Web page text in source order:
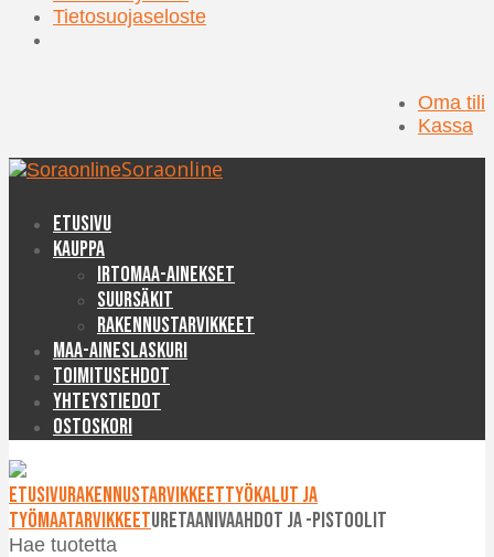
Tietosuojaseloste
Oma tili
Kassa
Soraonline
Etusivu
Kauppa
Irtomaa-ainekset
Suursäkit
Rakennustarvikkeet
Maa-aineslaskuri
Toimitusehdot
Yhteystiedot
Ostoskori
EtusivuRakennustarvikkeetTyökalut ja
työmaatarvikkeetUretaanivaahdot ja -pistoolit
Hae tuotetta